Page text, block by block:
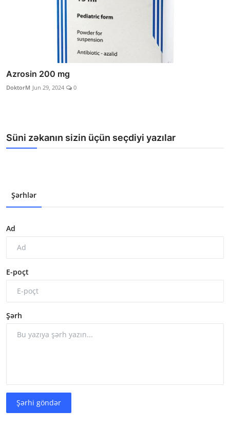
Azrosin 200 mg
DoktorM Jun 29, 2024 0
Süni zəkanın sizin üçün seçdiyi yazılar
Şərhlər
Ad
E-poçt
Şərh
Şərhi göndər